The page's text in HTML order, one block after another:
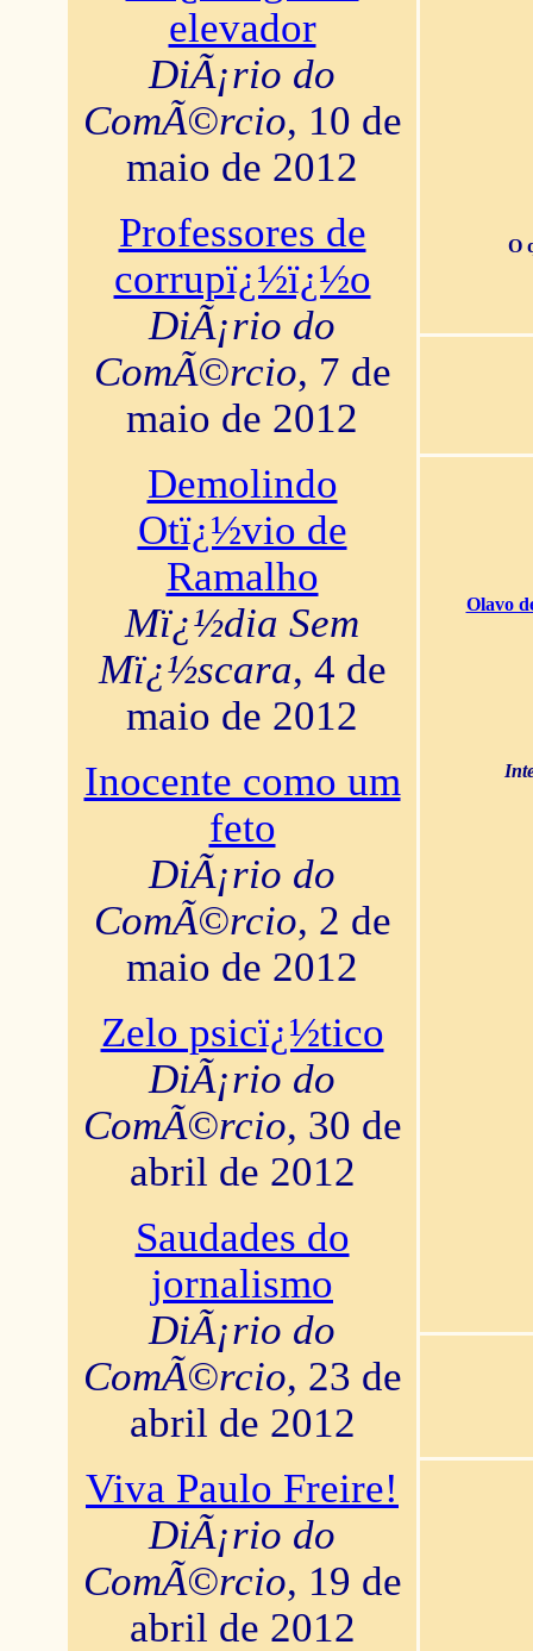
elevador
DiÃ¡rio do
ComÃ©rcio, 10 de
maio de 2012
Professores de
corrupï¿½ï¿½o
DiÃ¡rio do
ComÃ©rcio, 7 de
maio de 2012
Demolindo
Otï¿½vio de
Ramalho
Mï¿½dia Sem
Mï¿½scara, 4 de
maio de 2012
Inocente como um
feto
DiÃ¡rio do
ComÃ©rcio, 2 de
maio de 2012
Zelo psicï¿½tico
DiÃ¡rio do
ComÃ©rcio, 30 de
abril de 2012
Saudades do
jornalismo
DiÃ¡rio do
ComÃ©rcio, 23 de
abril de 2012
Viva Paulo Freire!
DiÃ¡rio do
ComÃ©rcio, 19 de
abril de 2012
O
Olavo